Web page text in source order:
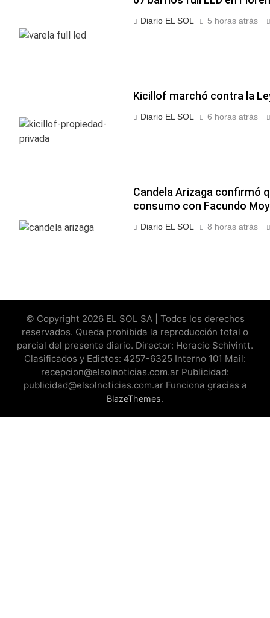
Diario EL SOL 5 horas atrás
Kicillof marchó contra la
Diario EL SOL 6 horas atrás
Candela Arizaga confirmó
consumo con Facundo
Diario EL SOL 8 horas atrás
© Copyright 2026 EL SOL SA | Todos los derechos
reservados. Queda prohibida la reproducción total o
parcial del presente diario. Director: Horacio Schivintt.
Clasificados y Edictos: 4257-6325 Interno 101 Mail:
recepcion@elsolnoticias.com.ar Publicidad:
publicidad@elsolnoticias.com.ar Funciona gracias a
BlazeThemes.